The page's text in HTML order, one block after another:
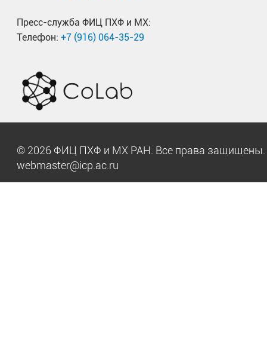
Пресс-служба ФИЦ ПХФ и МХ:
Телефон: +7 (916) 064-35-29
© 2026 ФИЦ ПХФ и МХ РАН. Все права
webmaster@icp.ac.ru